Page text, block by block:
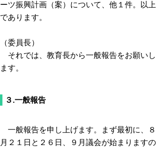
ーツ振興計画（案）について、他１件。以上
であります。
（委員長）
それでは、教育長から一般報告をお願いし
ます。
３.一般報告
一般報告を申し上げます。まず最初に、８
月２１日と２６日、９月議会が始まりますの